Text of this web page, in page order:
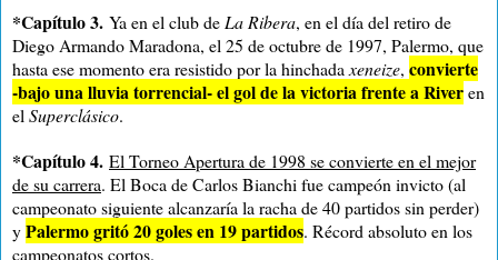
*Capítulo 3. Ya en el club de La Ribera, en el día del retiro de
Diego Armando Maradona, el 25 de octubre de 1997, Palermo, que
hasta ese momento era resistido por la hinchada xeneize, convierte
-bajo una lluvia torrencial- el gol de la victoria frente a Riveren
el Superclásico.
*Capítulo 4. El Torneo Apertura de 1998 se convierte en el mejor
de su carrera. El Boca de Carlos Bianchi fue campeón invicto (al
campeonato siguiente alcanzaría la racha de 40 partidos sin perder)
yPalermo gritó 20 goles en 19 partidos. Récord absoluto en los
campeonatos cortos.